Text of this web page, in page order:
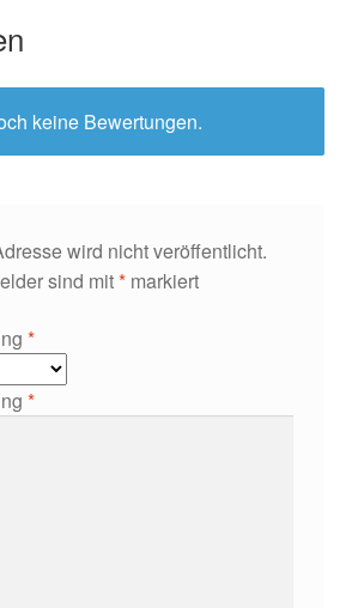
keine Bewertungen.
wird nicht veröffentlicht.
sind mit*markiert
*
*